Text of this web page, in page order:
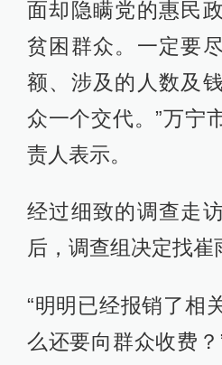
面却隐瞒党的惠民
贫困群众。一定要
额、涉及的人数及
众一个交代。”万宁
责人表示。
经过细致的调查走
后，调查组决定找崔
“明明已经报销了相
么还要向群众收费